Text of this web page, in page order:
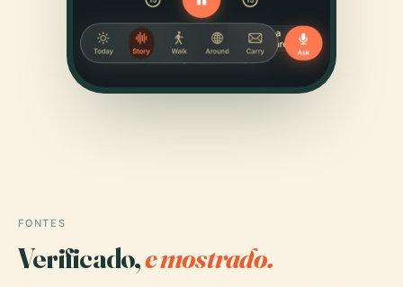
FONTES
Verificado,e mostrado.